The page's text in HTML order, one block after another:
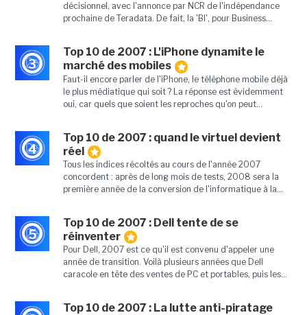
décisionnel, avec l'annonce par NCR de l'indépendance
prochaine de Teradata. De fait, la 'BI', pour Business...
3
Top 10 de 2007 : L'iPhone dynamite le
marché des mobiles
Faut-il encore parler de l'iPhone, le téléphone mobile déjà
le plus médiatique qui soit ? La réponse est évidemment
oui, car quels que soient les reproches qu'on peut...
4
Top 10 de 2007 : quand le virtuel devient
réel
Tous les indices récoltés au cours de l'année 2007
concordent : après de long mois de tests, 2008 sera la
première année de la conversion de l'informatique à la...
5
Top 10 de 2007 : Dell tente de se
réinventer
Pour Dell, 2007 est ce qu'il est convenu d'appeler une
année de transition. Voilà plusieurs années que Dell
caracole en tête des ventes de PC et portables, puis les...
Top 10 de 2007 : La lutte anti-piratage